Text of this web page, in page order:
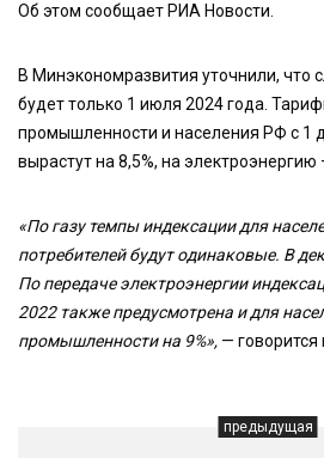
Об этом сообщает РИА Новости.
В Минэкономразвития уточнили, что
будет только 1 июля 2024 года.
промышленности и населения РФ с 1
вырастут на 8,5%, на электроэнергию
«По газу темпы индексации для
потребителей будут одинаковые. В
По передаче электроэнергии
2022 также предусмотрена и для
промышленности на 9%», —
предыдущая